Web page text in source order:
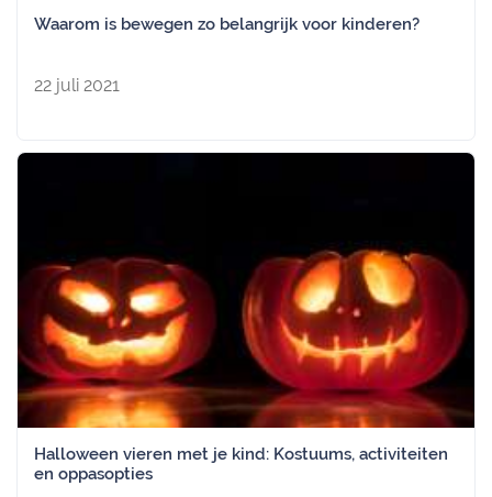
Waarom is bewegen zo belangrijk voor kinderen?
22 juli 2021
Halloween vieren met je kind: Kostuums, activiteiten
en oppasopties